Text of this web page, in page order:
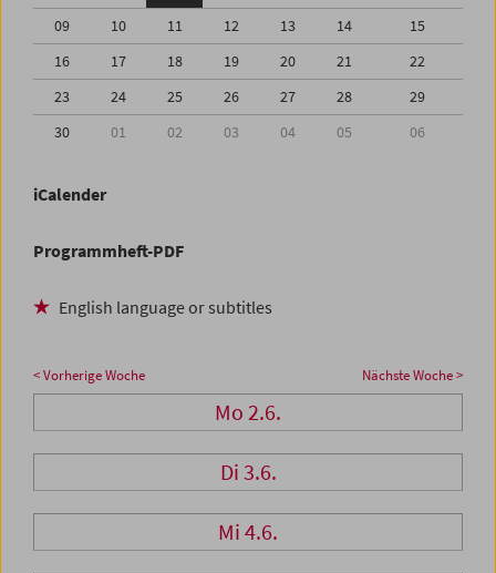
09
10 11 12 13 14
15
16
17 18 19 20 21
22
23
24 25 26 27 28
29
30
01 02 03 04 05 06
iCalender
Programmheft-PDF
English language or subtitles
< Vorherige Woche Nächste Woche >
Mo 2.6.
Di 3.6.
Mi 4.6.